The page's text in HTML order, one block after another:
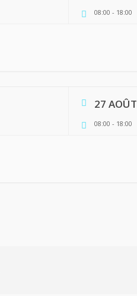
08:00 - 18:00
27 AOÛT
08:00 - 18:00